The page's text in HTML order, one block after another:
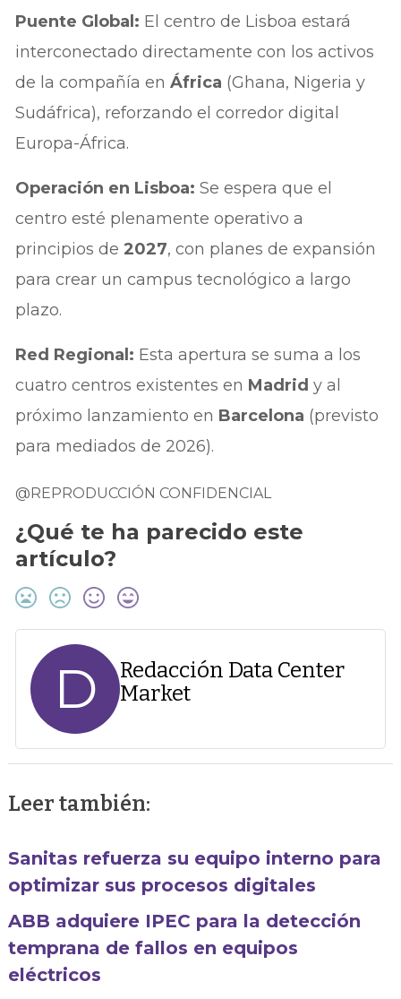
Puente Global: El centro de Lisboa estará
interconectado directamente con los activos
de la compañía enÁfrica (Ghana, Nigeria y
Sudáfrica), reforzando el corredor digital
Europa-África.
Operación en Lisboa: Se espera que el
centro esté plenamente operativo a
principios de2027, con planes de expansión
para crear un campus tecnológico a largo
plazo.
Red Regional: Esta apertura se suma a los
cuatro centros existentes en Madrid y al
próximo lanzamiento en Barcelona (previsto
para mediados de 2026).
@REPRODUCCIÓN CONFIDENCIAL
¿Qué te ha parecido este
artículo?
D
Redacción Data Center
Market
Leer también:
Sanitas refuerza su equipo interno para
optimizar sus procesos digitales
ABB adquiere IPEC para la detección
temprana de fallos en equipos
eléctricos